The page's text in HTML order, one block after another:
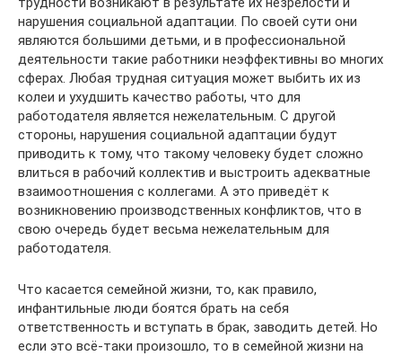
нарушения социальной адаптации. По своей сути они
являются большими детьми, и в профессиональной
деятельности такие работники неэффективны во многих
сферах. Любая трудная ситуация может выбить их из
колеи и ухудшить качество работы, что для
работодателя является нежелательным. С другой
стороны, нарушения социальной адаптации будут
приводить к тому, что такому человеку будет сложно
влиться в рабочий коллектив и выстроить адекватные
взаимоотношения с коллегами. А это приведёт к
возникновению производственных конфликтов, что в
свою очередь будет весьма нежелательным для
работодателя.
Что касается семейной жизни, то, как правило,
инфантильные люди боятся брать на себя
ответственность и вступать в брак, заводить детей. Но
если это всё-таки произошло, то в семейной жизни на